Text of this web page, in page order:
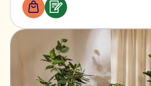
BoutiquesServices
professionnels